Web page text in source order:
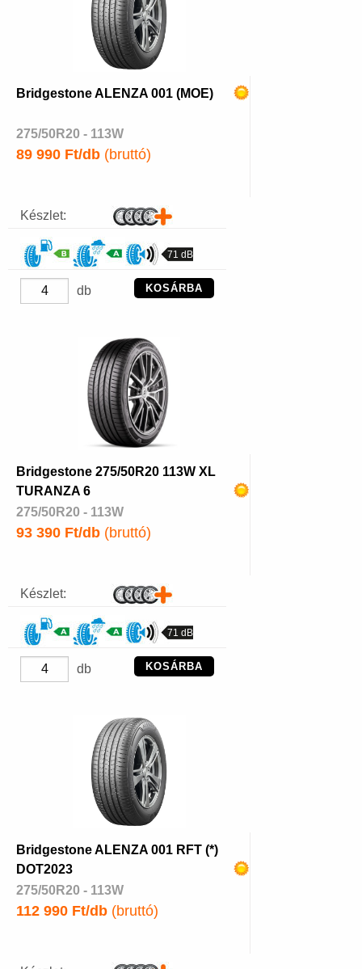
Bridgestone ALENZA 001 (MOE)
275/50R20 - 113W
89 990 Ft/db (bruttó)
Készlet:
71 dB
db KOSÁRBA
Bridgestone 275/50R20 113W XL
TURANZA 6
275/50R20 - 113W
93 390 Ft/db (bruttó)
Készlet:
71 dB
db KOSÁRBA
Bridgestone ALENZA 001 RFT (*)
DOT2023
275/50R20 - 113W
112 990 Ft/db (bruttó)